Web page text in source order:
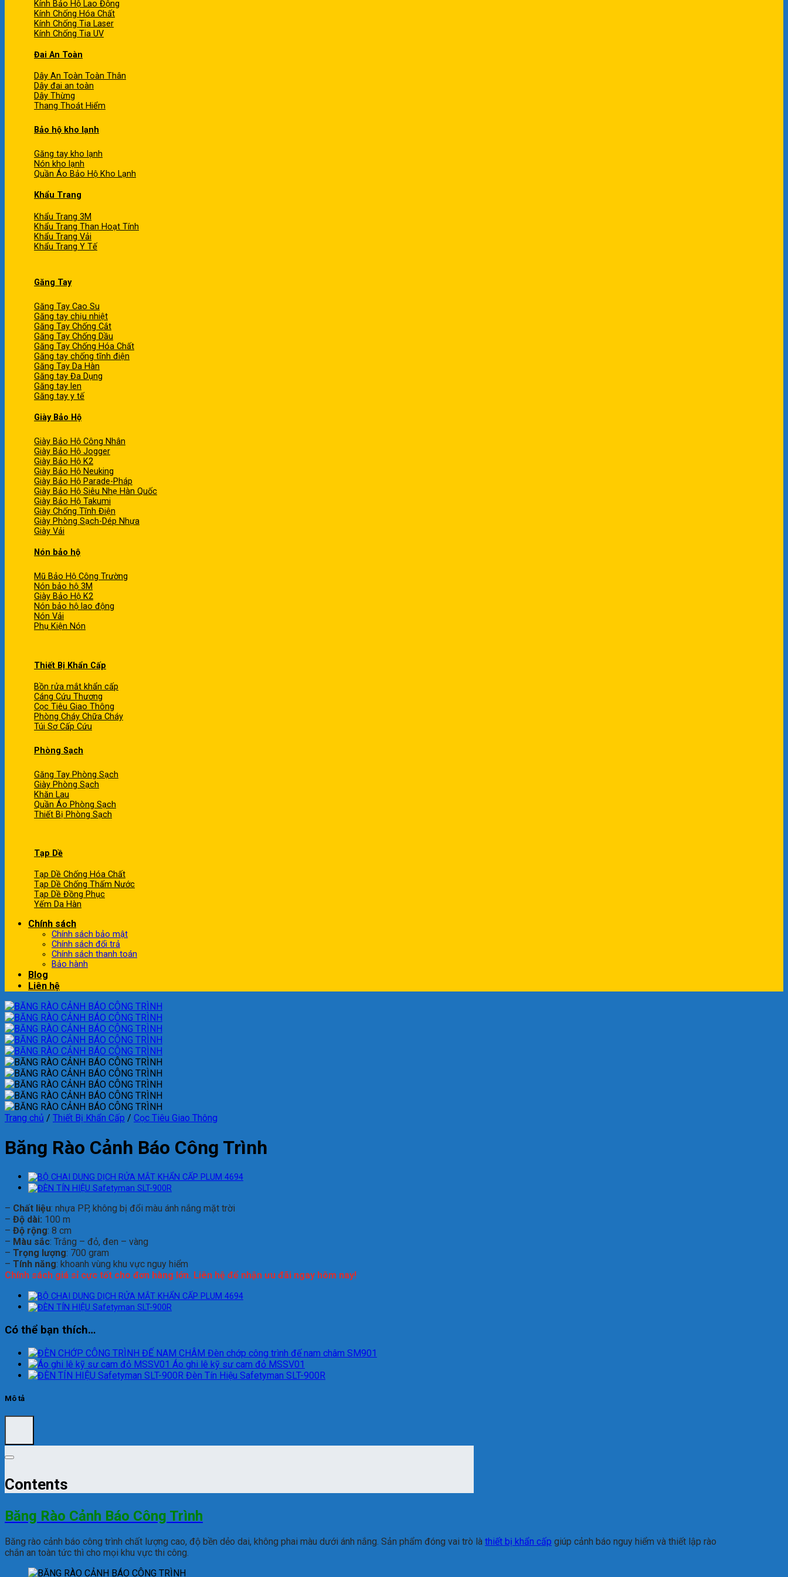
Kính Bảo Hộ Lao Động
Kính Chống Hóa Chất
Kính Chống Tia Laser
Kính Chống Tia UV
Đai An Toàn
Dây An Toàn Toàn Thân
Dây đai an toàn
Dây Thừng
Thang Thoát Hiểm
Bảo hộ kho lạnh
Găng tay kho lạnh
Nón kho lạnh
Quần Áo Bảo Hộ Kho Lạnh
Khẩu Trang
Khẩu Trang 3M
Khẩu Trang Than Hoạt Tính
Khẩu Trang Vải
Khẩu Trang Y Tế
Găng Tay
Găng Tay Cao Su
Găng tay chịu nhiệt
Găng Tay Chống Cắt
Găng Tay Chống Dầu
Găng Tay Chống Hóa Chất
Găng tay chống tĩnh điện
Găng Tay Da Hàn
Găng tay Đa Dụng
Găng tay len
Găng tay y tế
Giày Bảo Hộ
Giày Bảo Hộ Công Nhân
Giày Bảo Hộ Jogger
Giày Bảo Hộ K2
Giày Bảo Hộ Neuking
Giày Bảo Hộ Parade-Pháp
Giày Bảo Hộ Siêu Nhẹ Hàn Quốc
Giày Bảo Hộ Takumi
Giày Chống Tĩnh Điện
Giày Phòng Sạch-Dép Nhựa
Giày Vải
Nón bảo hộ
Mũ Bảo Hộ Công Trường
Nón bảo hộ 3M
Giày Bảo Hộ K2
Nón bảo hộ lao động
Nón Vải
Phụ Kiện Nón
Thiết Bị Khẩn Cấp
Bồn rửa mắt khẩn cấp
Cáng Cứu Thương
Cọc Tiêu Giao Thông
Phòng Cháy Chữa Cháy
Túi Sơ Cấp Cứu
Phòng Sạch
Găng Tay Phòng Sạch
Giày Phòng Sạch
Khăn Lau
Quần Áo Phòng Sạch
Thiết Bị Phòng Sạch
Tạp Dề
Tạp Dề Chống Hóa Chất
Tạp Dề Chống Thấm Nước
Tạp Dề Đồng Phục
Yếm Da Hàn
Chính sách
Chính sách bảo mật
Chính sách đổi trả
Chính sách thanh toán
Bảo hành
Blog
Liên hệ
Trang chủ / Thiết Bị Khẩn Cấp / Cọc Tiêu Giao Thông
Băng Rào Cảnh Báo Công Trình
– Chất liệu: nhựa PP, không bị đổi màu ánh nắng mặt trời
– Độ dài: 100 m
– Độ rộng: 8 cm
– Màu sắc: Trắng – đỏ, đen – vàng
– Trọng lượng: 700 gram
– Tính năng: khoanh vùng khu vực nguy hiểm
Chính sách giá sỉ cực tốt cho đơn hàng lớn. Liên hệ để nhận ưu đãi ngay hôm nay!
Có thể bạn thích…
Đèn chớp công trình đế nam châm SM901
Áo ghi lê kỹ sư cam đỏ MSSV01
Đèn Tín Hiệu Safetyman SLT-900R
Mô tả
Contents
Băng Rào Cảnh Báo Công Trình
Băng rào cảnh báo công trình chất lượng cao, độ bền dẻo dai, không phai màu dưới ánh nắng. Sản phẩm đóng vai trò là thiết bị khẩn cấp giúp cảnh báo nguy hiểm và thiết lập rào
chắn an toàn tức thì cho mọi khu vực thi công.